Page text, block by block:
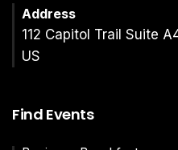
Address
112 Capitol Trail Suite
US
Find Events